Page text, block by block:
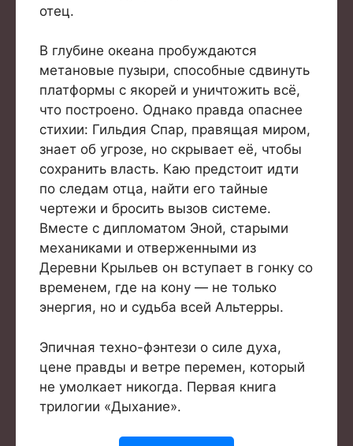
отец.
В глубине океана пробуждаются
метановые пузыри, способные сдвинуть
платформы с якорей и уничтожить всё,
что построено. Однако правда опаснее
стихии: Гильдия Спар, правящая миром,
знает об угрозе, но скрывает её, чтобы
сохранить власть. Каю предстоит идти
по следам отца, найти его тайные
чертежи и бросить вызов системе.
Вместе с дипломатом Эной, старыми
механиками и отверженными из
Деревни Крыльев он вступает в гонку со
временем, где на кону — не только
энергия, но и судьба всей Альтерры.
Эпичная техно-фэнтези о силе духа,
цене правды и ветре перемен, который
не умолкает никогда. Первая книга
трилогии «Дыхание».